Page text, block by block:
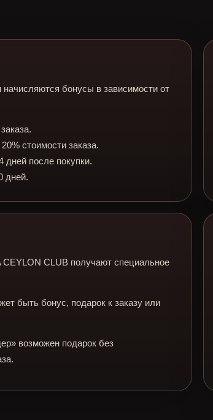
бонусы в зависимости от
стоимости заказа.
дней после покупки.
дней.
CEYLON CLUB получают специальное
быть бонус, подарок к заказу или
возможен подарок без